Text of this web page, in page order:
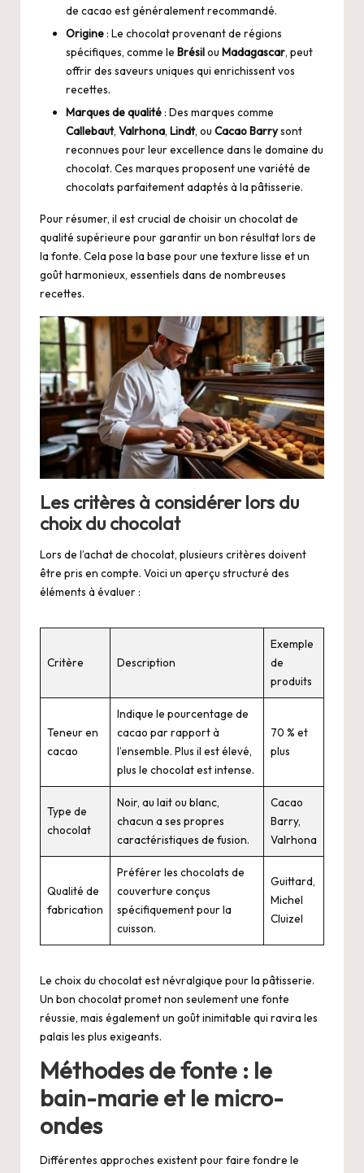
de cacao est généralement recommandé.
Origine: Le chocolat provenant de régions
spécifiques, comme le Brésilou Madagascar, peut
offrir des saveurs uniques qui enrichissent vos
recettes.
Marques de qualité: Des marques comme
Callebaut, Valrhona, Lindt, ou Cacao Barrysont
reconnues pour leur excellence dans le domaine du
chocolat. Ces marques proposent une variété de
chocolats parfaitement adaptés à la pâtisserie.
Pour résumer, il est crucial de choisir un chocolat de
qualité supérieure pour garantir un bon résultat lors de
la fonte. Cela pose la base pour une texture lisse et un
goût harmonieux, essentiels dans de nombreuses
recettes.
Les critères à considérer lors du
choix du chocolat
Lors de l’achat de chocolat, plusieurs critères doivent
être pris en compte. Voici un aperçu structuré des
éléments à évaluer :
Critère Description
Exemple
de
produits
Teneur en
cacao
Indique le pourcentage de
cacao par rapport à
l’ensemble. Plus il est élevé,
plus le chocolat est intense.
70 % et
plus
Type de
chocolat
Noir, au lait ou blanc,
chacun a ses propres
caractéristiques de fusion.
Cacao
Barry,
Valrhona
Qualité de
fabrication
Préférer les chocolats de
couverture conçus
spécifiquement pour la
cuisson.
Guittard,
Michel
Cluizel
Le choix du chocolat est névralgique pour la pâtisserie.
Un bon chocolat promet non seulement une fonte
réussie, mais également un goût inimitable qui ravira les
palais les plus exigeants.
Méthodes de fonte : le
bain-marie et le micro-
ondes
Différentes approches existent pour faire fondre le